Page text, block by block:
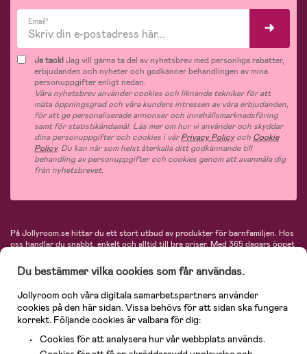
Email*
Ja tack!Jag vill gärna ta del av nyhetsbrev med personliga rabatter,
erbjudanden och nyheter och godkänner behandlingen av mina
personuppgifter enligt nedan.
Våra nyhetsbrev använder cookies och liknande tekniker för att
mäta öppningsgrad och våra kunders intressen av våra erbjudanden,
för att ge personaliserade annonser och innehållsmarknadsföring
samt för statistikändamål. Läs mer om hur vi använder och skyddar
dina personuppgifter och cookies i vårPrivacy Policyoch Cookie
Policy. Du kan när som helst återkalla ditt godkännande till
behandling av personuppgifter och cookies genom att avanmäla dig
från nyhetsbrevet.
På Jollyroom.se hittar du ett stort utbud av produkter för barnfamiljen. Hos
oss handlar du snabbt, enkelt och alltid till bra priser.Med 365 dagars öppet
hos oss. I vårt sortiment hittar du barnvagnar, bilstolar, kläder för barn och
baby, produkter för mamman, massor av inspirerande inredning, leksaker,
babyprodukter och mycket mer. Vi erbjuder produkter från välkända
varumärken så som Britax, Maxi-Cosi, Baby Jogger, BabyBjörn, Didriksons,
KidKraft, Ergobaby, Philips Avent, Neonate, Cybex, LEGO och många fler.
Välkommen in och kika runt i Nordens största barn- och babybutik på nätet!
Du bestämmer vilka cookies som får användas.
Jollyroom och våra digitala samarbetspartners använder
cookies på den här sidan. Vissa behövs för att sidan ska fungera
korrekt. Följande cookies är valbara för dig:
Cookies för att analysera hur vår webbplats används.